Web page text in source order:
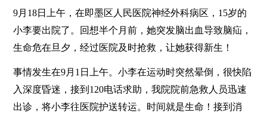
9月18日上午，在即墨区人民医院神经外科病区，15岁的
小李要出院了。回想半个月前，她突发脑出血导致脑疝，
生命危在旦夕，经过医院及时抢救，让她获得新生！
事情发生在9月1日上午。小李在运动时突然晕倒，很快陷
入深度昏迷，接到120电话求助，我院院前急救人员迅速
出诊，将小李往医院护送转运。时间就是生命！接到消